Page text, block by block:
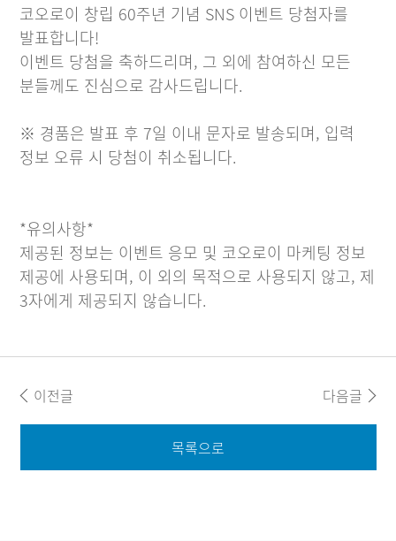
코오로이 창립 60주년 기념 SNS 이벤트 당첨자를
발표합니다!
이벤트 당첨을 축하드리며, 그 외에 참여하신 모든
분들께도 진심으로 감사드립니다.
※ 경품은 발표 후 7일 이내 문자로 발송되며, 입력
정보 오류 시 당첨이 취소됩니다.
*유의사항*
제공된 정보는 이벤트 응모 및 코오로이 마케팅 정보
제공에 사용되며, 이 외의 목적으로 사용되지 않고, 제
3자에게 제공되지 않습니다.
이전글
목록으로
다음글